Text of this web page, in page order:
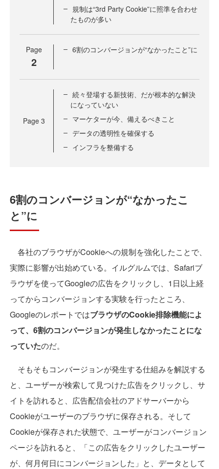
規制は“3rd Party Cookie”に照準を合わせ
たものが多い
Page
2
6割のコンバージョンが“なかったこと”に
Page 3
続々登場する新技術、だが根本的な解決
になっていない
マーケターが今、備えるべきこと
データの透明性を確保する
インフラを整備する
6割のコンバージョンが“なかったこ
と”に
各社のブラウザがCookieへの規制を強化したことで、
実際に影響が出始めている。イルグルムでは、Safariブ
ラウザを使ってGoogleの広告をクリックし、1日以上経
ってからコンバージョンする実験を行ったところ、
GoogleのレポートではブラウザのCookie排除機能によ
って、6割のコンバージョンが発生しなかったことにな
っていたのだ。
そもそもコンバージョンが発生する仕組みを解説する
と、ユーザーが検索して見つけた広告をクリックし、サ
イトを訪れると、広告配信会社のアドサーバーから
Cookieがユーザーのブラウザに保存される。そして
Cookieが保存された状態で、ユーザーがコンバージョン
ページを訪れると、「この広告をクリックしたユーザー
が、何月何日にコンバージョンした」と、データとして